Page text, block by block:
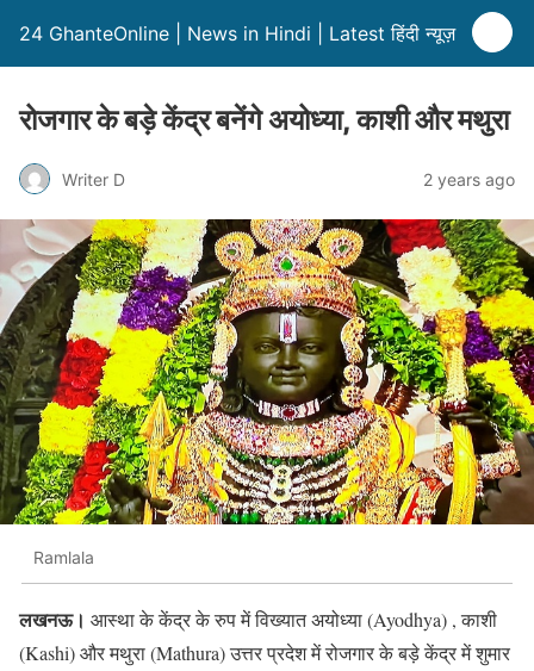
24 GhanteOnline | News in Hindi | Latest हिंदी न्यूज़
रोजगार के बड़े केंद्र बनेंगे अयोध्या, काशी और मथुरा
Writer D 2 years ago
Ramlala
लखनऊ। आस्था के केंद्र के रुप में विख्यात अयोध्या (Ayodhya) , काशी
(Kashi) और मथुरा (Mathura) उत्तर प्रदेश में रोजगार के बड़े केंद्र में शुमार